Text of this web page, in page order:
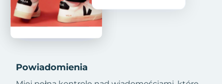
Powiadomienia